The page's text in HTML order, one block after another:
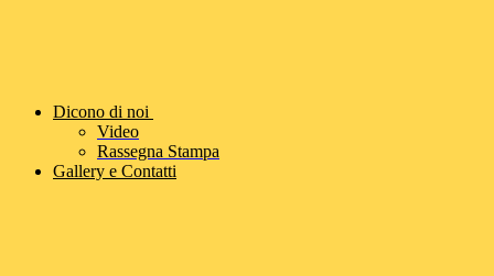
Dicono di noi
Video
Rassegna Stampa
Gallery e Contatti